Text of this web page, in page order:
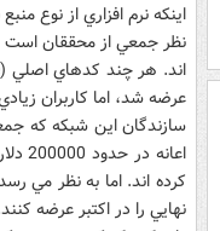
نظر جمعي از محققان است
عرضه شد، اما کاربران
سازندگان اين شبکه که
کرده اند. اما به نظر مي
نهايي را در اکتبر عرضه